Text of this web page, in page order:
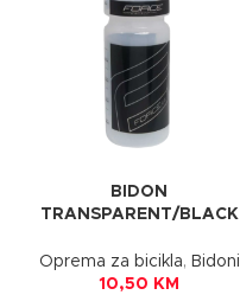
BIDON
TRANSPARENT/BLACK
Oprema za bicikla, Bidoni
10,50 KM